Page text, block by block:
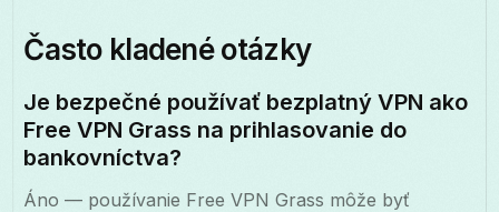
Často kladené otázky
Je bezpečné používať bezplatný VPN ako
Free VPN Grass na prihlasovanie do
bankovníctva?
Áno — používanie Free VPN Grass môže byť